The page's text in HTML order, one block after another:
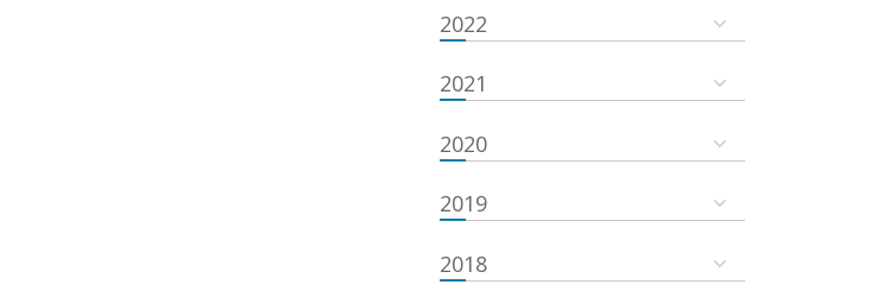
2022
2021
2020
2019
2018